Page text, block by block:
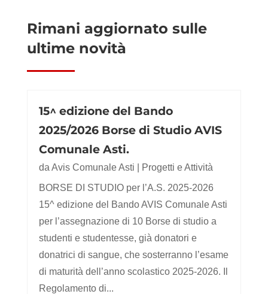
Rimani aggiornato sulle
ultime novità
15^ edizione del Bando
2025/2026 Borse di Studio AVIS
Comunale Asti.
da Avis Comunale Asti
Progetti e Attività
BORSE DI STUDIO per l’A.S. 2025-2026
15^ edizione del Bando AVIS Comunale Asti
per l’assegnazione di 10 Borse di studio a
studenti e studentesse, già donatori e
donatrici di sangue, che sosterranno l’esame
di maturità dell’anno scolastico 2025-2026. Il
Regolamento di...